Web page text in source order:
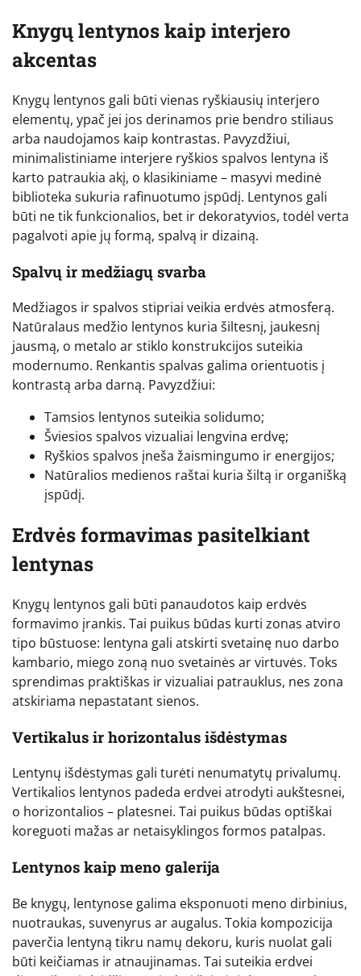
Knygų lentynos kaip interjero
akcentas
Knygų lentynos gali būti vienas ryškiausių interjero
elementų, ypač jei jos derinamos prie bendro stiliaus
arba naudojamos kaip kontrastas. Pavyzdžiui,
minimalistiniame interjere ryškios spalvos lentyna iš
karto patraukia akį, o klasikiniame – masyvi medinė
biblioteka sukuria rafinuotumo įspūdį. Lentynos gali
būti ne tik funkcionalios, bet ir dekoratyvios, todėl verta
pagalvoti apie jų formą, spalvą ir dizainą.
Spalvų ir medžiagų svarba
Medžiagos ir spalvos stipriai veikia erdvės atmosferą.
Natūralaus medžio lentynos kuria šiltesnį, jaukesnį
jausmą, o metalo ar stiklo konstrukcijos suteikia
modernumo. Renkantis spalvas galima orientuotis į
kontrastą arba darną. Pavyzdžiui:
Tamsios lentynos suteikia solidumo;
Šviesios spalvos vizualiai lengvina erdvę;
Ryškios spalvos įneša žaismingumo ir energijos;
Natūralios medienos raštai kuria šiltą ir organišką
įspūdį.
Erdvės formavimas pasitelkiant
lentynas
Knygų lentynos gali būti panaudotos kaip erdvės
formavimo įrankis. Tai puikus būdas kurti zonas atviro
tipo būstuose: lentyna gali atskirti svetainę nuo darbo
kambario, miego zoną nuo svetainės ar virtuvės. Toks
sprendimas praktiškas ir vizualiai patrauklus, nes zona
atskiriama nepastatant sienos.
Vertikalus ir horizontalus išdėstymas
Lentynų išdėstymas gali turėti nenumatytų privalumų.
Vertikalios lentynos padeda erdvei atrodyti aukštesnei,
o horizontalios – platesnei. Tai puikus būdas optiškai
koreguoti mažas ar netaisyklingos formos patalpas.
Lentynos kaip meno galerija
Be knygų, lentynose galima eksponuoti meno dirbinius,
nuotraukas, suvenyrus ar augalus. Tokia kompozicija
paverčia lentyną tikru namų dekoru, kuris nuolat gali
būti keičiamas ir atnaujinamas. Tai suteikia erdvei